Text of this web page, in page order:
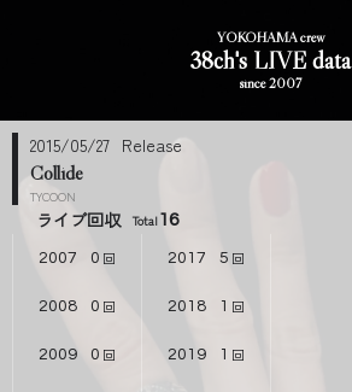
YOKOHAMA crew
38ch's LIVE data
since 2007
2015/05/27
Collide
TYCOON
ライブ回収 16
2007 0
2008 0
2009 0
2017 5
2018 1
2019 1